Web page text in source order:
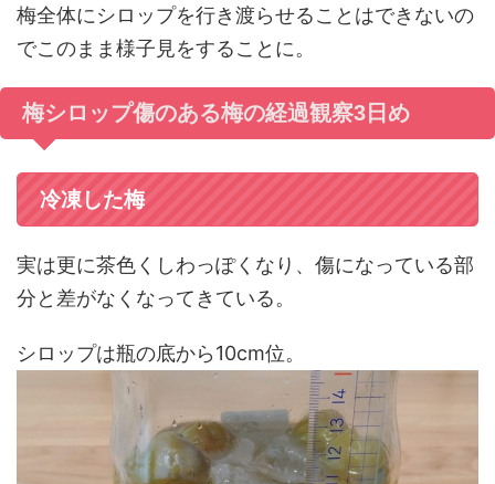
梅全体にシロップを行き渡らせることはできないの
でこのまま様子見をすることに。
梅シロップ傷のある梅の経過観察3日め
冷凍した梅
実は更に茶色くしわっぽくなり、傷になっている部
分と差がなくなってきている。
シロップは瓶の底から10cm位。